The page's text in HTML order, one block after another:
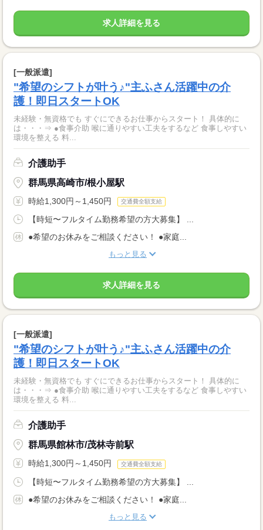
求人詳細を見る
[一般派遣]
"希望のシフトが叶う♪"主ふさん活躍中の介
護！即日スタートOK
未経験・無資格でも すぐにできるお仕事からスタート！ 具体的に
は・・・⇒ ●食事介助 喉に通りやすい工夫をするなど 食事しやすい
環境を整える 料...
介護助手
群馬県高崎市/根小屋駅
時給1,300円～1,450円 交通費全額支給
【時短〜フルタイム勤務希望の方大募集】 ...
●希望のお休みをご相談ください！ ●家庭...
もっと見る
求人詳細を見る
[一般派遣]
"希望のシフトが叶う♪"主ふさん活躍中の介
護！即日スタートOK
未経験・無資格でも すぐにできるお仕事からスタート！ 具体的に
は・・・⇒ ●食事介助 喉に通りやすい工夫をするなど 食事しやすい
環境を整える 料...
介護助手
群馬県館林市/茂林寺前駅
時給1,300円～1,450円 交通費全額支給
【時短〜フルタイム勤務希望の方大募集】 ...
●希望のお休みをご相談ください！ ●家庭...
もっと見る